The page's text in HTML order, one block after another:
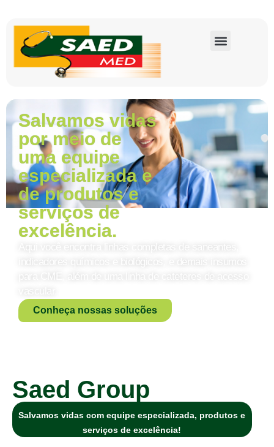
Salvamos vidas
por meio de
uma equipe
especializada e
de produtos e
serviços de
excelência.
Aqui você encontra linhas completas de saneantes,
indicadores químicos e biológicos, e demais insumos
para CME, além de uma linha de cateteres de acesso
Conheça nossas soluções
Saed Group
Salvamos vidas com equipe especializada, produtos e
serviços de excelência!